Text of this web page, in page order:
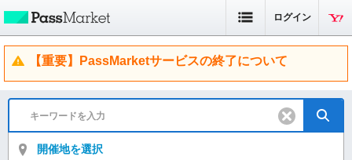
ログイン
【重要】PassMarketサービスの終了について
開催地を選択